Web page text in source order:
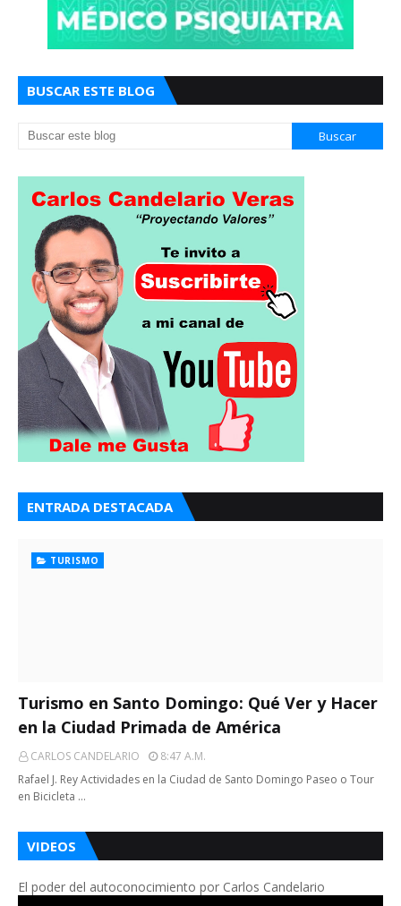
BUSCAR ESTE BLOG
ENTRADA DESTACADA
TURISMO
Turismo en Santo Domingo: Qué Ver y Hacer
en la Ciudad Primada de América
CARLOS CANDELARIO
8:47 A.m.
Rafael J. Rey Actividades en la Ciudad de Santo Domingo Paseo o Tour
en Bicicleta …
VIDEOS
El poder del autoconocimiento por Carlos Candelario